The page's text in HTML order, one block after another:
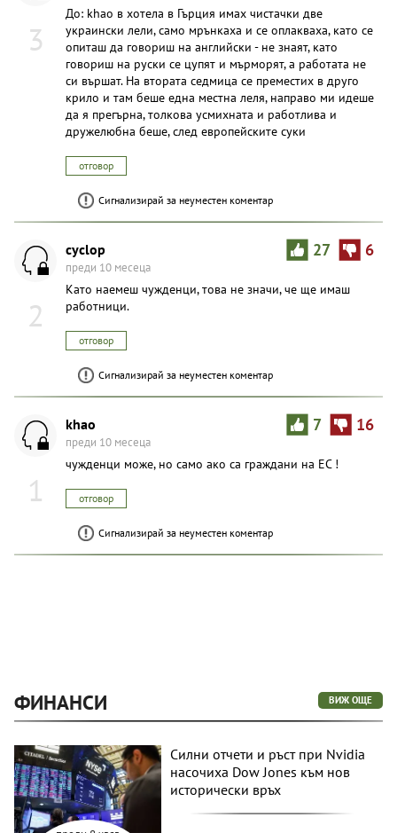
3
До: khao в хотела в Гърция имах чистачки две
украински лели, само мрънкаха и се оплакваха, като се
опиташ да говориш на английски - не знаят, като
говориш на руски се цупят и мърморят, а работата не
си вършат. На втората седмица се преместих в друго
крило и там беше една местна леля, направо ми идеше
да я прегърна, толкова усмихната и работлива и
дружелюбна беше, след европейските суки
отговор
Сигнализирай за неуместен коментар
2
27 6
cyclop
преди 10 месеца
Като наемеш чужденци, това не значи, че ще имаш
работници.
отговор
Сигнализирай за неуместен коментар
1
7 16
khao
преди 10 месеца
чужденци може, но само ако са граждани на ЕС !
отговор
Сигнализирай за неуместен коментар
ФИНАНСИ ВИЖ ОЩЕ
Силни отчети и ръст при Nvidia
насочиха Dow Jones към нов
исторически връх